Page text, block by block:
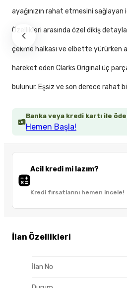
Banka veya kredi kartı ile
Hemen Başla!
Acil kredi mi lazım?
Kredi fırsatlarını hemen incele!
İlan Özellikleri
İlan No
ayağınızın rahat etmesini
Özellikleri arasında özel dikiş
çekme halkası ve elbette yürürken
hareket eden Clarks Original üç
bulunur. Eşsiz ve son derece rahat